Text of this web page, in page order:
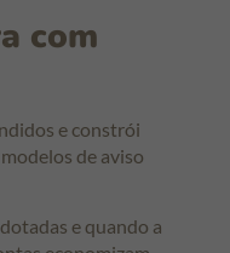
com
e constrói
de aviso
e quando a